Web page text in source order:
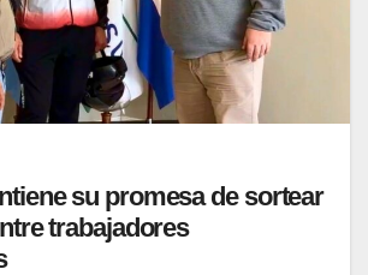
su promesa de sortear
trabajadores